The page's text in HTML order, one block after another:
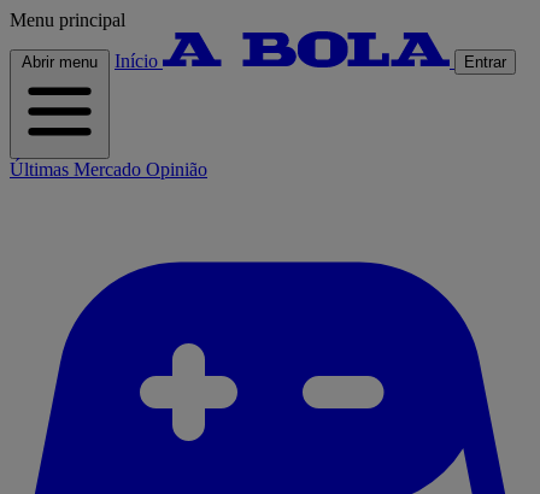
Menu principal
Abrir menu Início Entrar
Últimas Mercado Opinião